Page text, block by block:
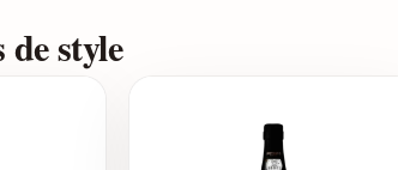
Speisen wie Wild, gereiftem Käse,
style